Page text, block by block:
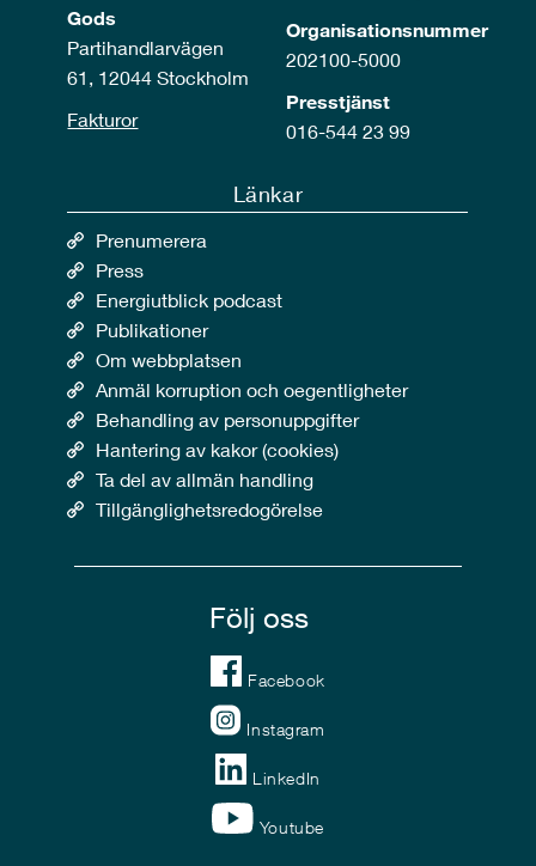
Gods
Partihandlarvägen
61, 12044 Stockholm
Fakturor
Organisationsnummer
202100-5000
Presstjänst
016-544 23 99
Länkar
Prenumerera
Press
Energiutblick podcast
Publikationer
Om webbplatsen
Anmäl korruption och oegentligheter
Behandling av personuppgifter
Hantering av kakor (cookies)
Ta del av allmän handling
Tillgänglighetsredogörelse
Följ oss
Facebook
Instagram
LinkedIn
Youtube